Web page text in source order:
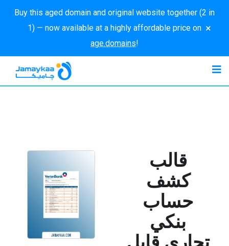
Buy this aged domain and original website together (2 in
1) — now available at a highly affordable price on
age.domains!
×
قالب
كشف
حساب
بنكي